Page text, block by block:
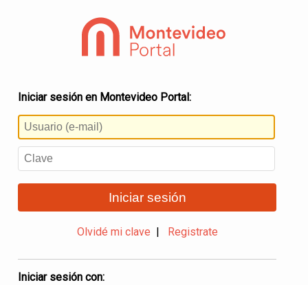
Iniciar sesión en Montevideo Portal:
Iniciar sesión
Olvidé mi clave Registrate
Iniciar sesión con: